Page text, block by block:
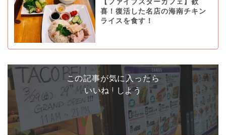
【ファイブスターカフェ】歓
喜！復活した名店の海南チキン
ライスを食す！
この記事が気に入ったら
いいね ! しよう